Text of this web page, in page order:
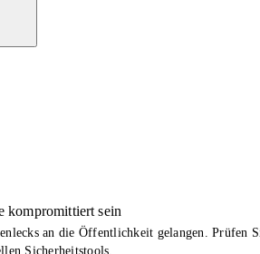
kompromittiert sein
an die Öffentlichkeit gelangen. Prüfen
Sicherheitstools.